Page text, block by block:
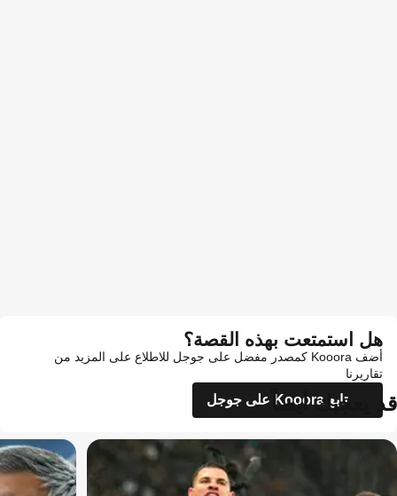
هل استمتعت بهذه القصة؟
أضف Kooora كمصدر مفضل على جوجل للاطلاع على المزيد من
تقاريرنا
تابع Kooora على جوجل
قد يعجبك أيضاً